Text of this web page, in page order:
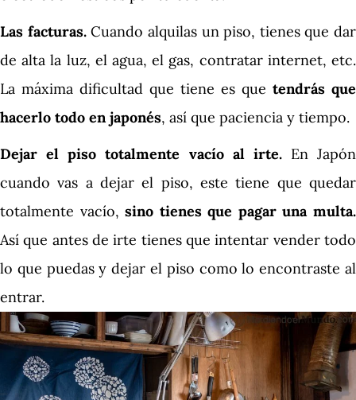
Las facturas.Cuando alquilas un piso, tienes que dar
de alta la luz, el agua, el gas, contratar internet, etc.
La máxima dificultad que tiene es que tendrás que
hacerlo todo en japonés, así que paciencia y tiempo.
Dejar el piso totalmente vacío al irte.En Japón
cuando vas a dejar el piso, este tiene que quedar
totalmente vacío,sino tienes que pagar una multa.
Así que antes de irte tienes que intentar vender todo
lo que puedas y dejar el piso como lo encontraste al
entrar.